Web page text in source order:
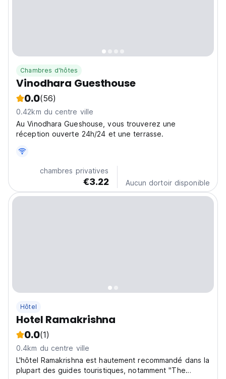
Chambres d'hôtes
Vinodhara Guesthouse
0.0(56)
0.42km du centre ville
Au Vinodhara Gueshouse, vous trouverez une
réception ouverte 24h/24 et une terrasse.
chambres privatives
€3.22 Aucun dortoir disponible
Hôtel
Hotel Ramakrishna
0.0(1)
0.4km du centre ville
L'hôtel Ramakrishna est hautement recommandé dans la
plupart des guides touristiques, notamment "The